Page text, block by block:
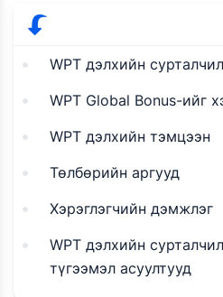
WPT дэлхийн
WPT Global Bonus-ийг
WPT дэлхийн тэмцээн
Төлбөрийн аргууд
Хэрэглэгчийн дэмжлэг
WPT дэлхийн
түгээмэл асуултууд